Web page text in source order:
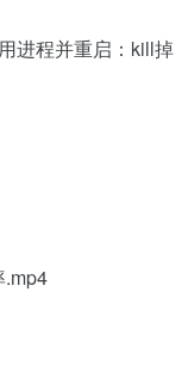
进程并重启：kill掉
.mp4